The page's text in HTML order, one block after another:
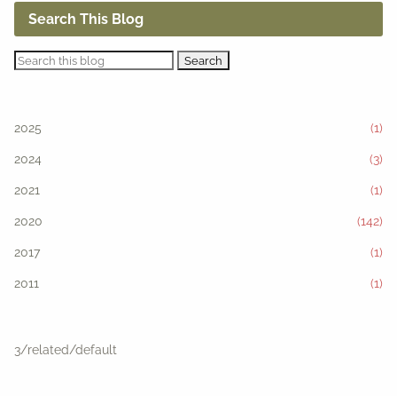
Search This Blog
2025 (1)
2024 (3)
2021 (1)
2020 (142)
2017 (1)
2011 (1)
3/related/default